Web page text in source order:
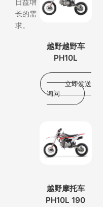
日益增
长的需
求。
越野越野车
PH10L
立即发送
询问
越野摩托车
PH10L 190